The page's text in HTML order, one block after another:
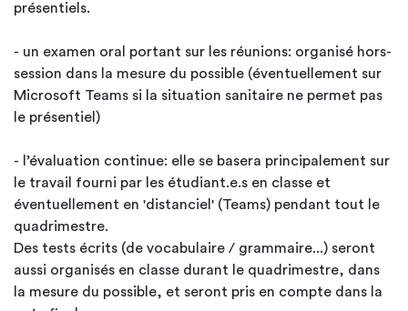
présentiels.
- un examen oral portant sur les réunions: organisé hors-
session dans la mesure du possible (éventuellement sur
Microsoft Teams si la situation sanitaire ne permet pas
le présentiel)
- l’évaluation continue: elle se basera principalement sur
le travail fourni par les étudiant.e.s en classe et
éventuellement en 'distanciel' (Teams) pendant tout le
quadrimestre.
Des tests écrits (de vocabulaire / grammaire...) seront
aussi organisés en classe durant le quadrimestre, dans
la mesure du possible, et seront pris en compte dans la